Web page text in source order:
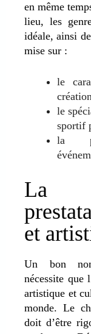
en même
lieu, les
idéale, ainsi
mise sur :
le
le
sportif
la
La
et
Un bon
nécessite que
artistique et
monde. Le
doit d’être